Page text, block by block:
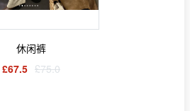
休闲裤
£67.5 £75.0